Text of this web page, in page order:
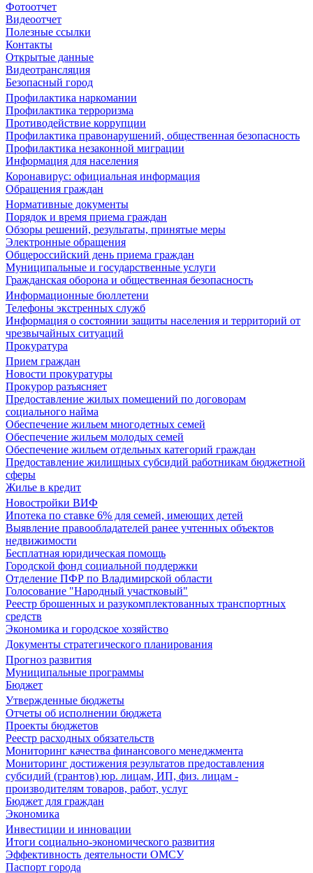
Фотоотчет
Видеоотчет
Полезные ссылки
Контакты
Открытые данные
Видеотрансляция
Безопасный город
Профилактика наркомании
Профилактика терроризма
Противодействие коррупции
Профилактика правонарушений, общественная безопасность
Профилактика незаконной миграции
Информация для населения
Коронавирус: официальная информация
Обращения граждан
Нормативные документы
Порядок и время приема граждан
Обзоры решений, результаты, принятые меры
Электронные обращения
Общероссийский день приема граждан
Муниципальные и государственные услуги
Гражданская оборона и общественная безопасность
Информационные бюллетени
Телефоны экстренных служб
Информация о состоянии защиты населения и территорий от
чрезвычайных ситуаций
Прокуратура
Прием граждан
Новости прокуратуры
Прокурор разъясняет
Предоставление жилых помещений по договорам
социального найма
Обеспечение жильем многодетных семей
Обеспечение жильем молодых семей
Обеспечение жильем отдельных категорий граждан
Предоставление жилищных субсидий работникам бюджетной
сферы
Жилье в кредит
Новостройки ВИФ
Ипотека по ставке 6% для семей, имеющих детей
Выявление правообладателей ранее учтенных объектов
недвижимости
Бесплатная юридическая помощь
Городской фонд социальной поддержки
Отделение ПФР по Владимирской области
Голосование "Народный участковый"
Реестр брошенных и разукомплектованных транспортных
средств
Экономика и городское хозяйство
Документы стратегического планирования
Прогноз развития
Муниципальные программы
Бюджет
Утвержденные бюджеты
Отчеты об исполнении бюджета
Проекты бюджетов
Реестр расходных обязательств
Мониторинг качества финансового менеджмента
Мониторинг достижения результатов предоставления
субсидий (грантов) юр. лицам, ИП, физ. лицам -
производителям товаров, работ, услуг
Бюджет для граждан
Экономика
Инвестиции и инновации
Итоги социально-экономического развития
Эффективность деятельности ОМСУ
Паспорт города